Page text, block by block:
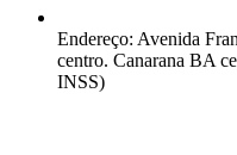
Endereço: Avenida
centro. Canarana BA
INSS)